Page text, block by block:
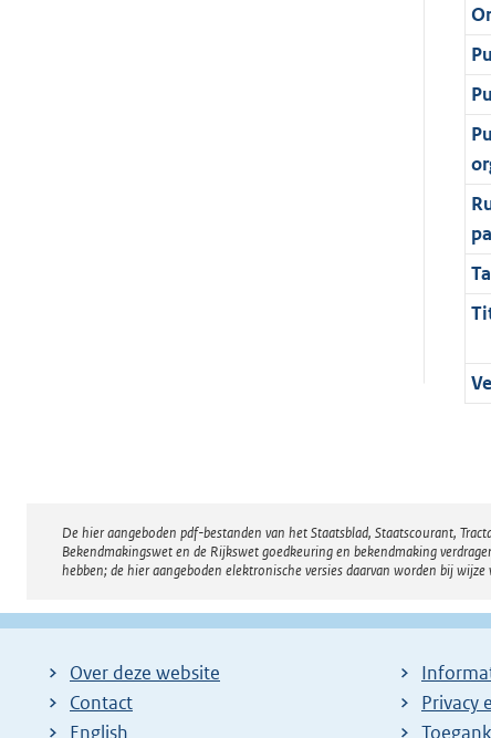
Disclaimer
De hier aangeboden pdf-bestanden van het Staatsblad, Staatscourant,
Bekendmakingswet en de Rijkswet goedkeuring en bekendmaking
hebben; de hier aangeboden elektronische versies daarvan worden bij wijze
Over deze website
Contact
English
Privacy